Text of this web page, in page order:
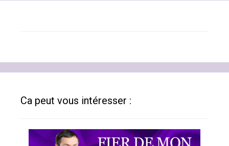
Ca peut vous intéresser :